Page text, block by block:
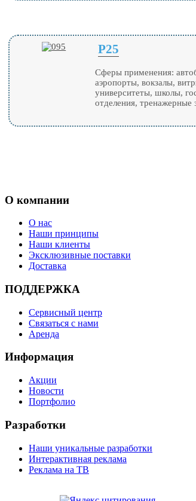
P25
Сферы применения:
аэропорты, вокзалы,
университеты, школы,
отделения, тренажерные
О компании
О нас
Наши принципы
Наши клиенты
Эксклюзивные поставки
Доставка
ПОДДЕРЖКА
Сервисный центр
Связаться с нами
Аренда
Информация
Акции
Новости
Портфолио
Разработки
Наши уникальные разработки
Интерактивная реклама
Реклама на ТВ